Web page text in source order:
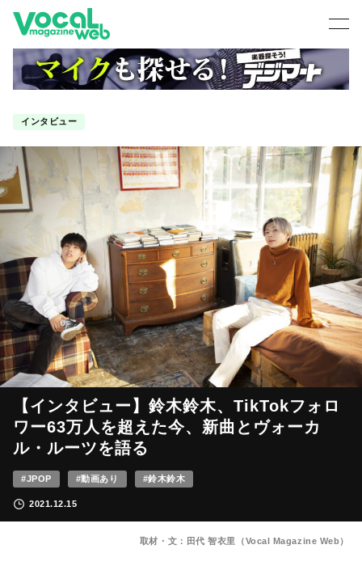
インタビュー
【インタビュー】鈴木鈴木、TikTokフォロ
ワー63万人を超えた今、新曲とヴォーカ
ル・ルーツを語る
#JPOP #動画あり #鈴木鈴木
2021.12.15
取材・文：田代 智衣里（Vocal Magazine Web）